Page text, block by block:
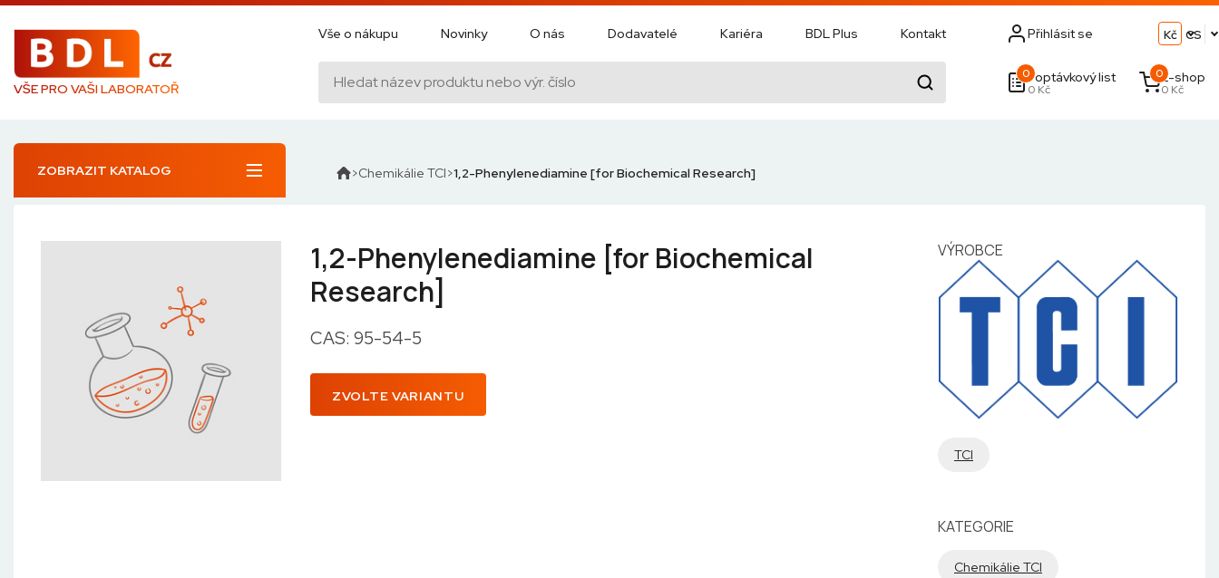
VŠE PRO VAŠI LABORATOŘ
Vše o nákupu Novinky O nás Dodavatelé Kariéra BDL Plus Kontakt Přihlásit se Kč CS
0Poptávkový list
0 Kč
0E-shop
0 Kč
ZOBRAZIT KATALOG Chemikálie TCI 1,2-Phenylenediamine [for Biochemical Research]
1,2-Phenylenediamine [for Biochemical
Research]
CAS: 95-54-5
ZVOLTE VARIANTU
VÝROBCE
TCI
KATEGORIE
Chemikálie TCI